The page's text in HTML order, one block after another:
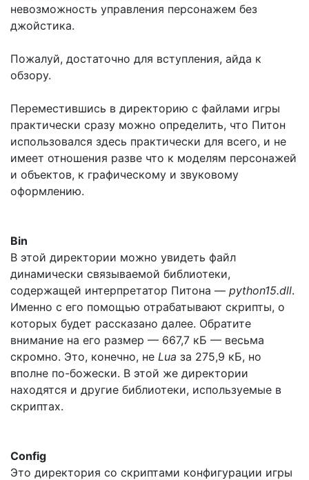
невозможность управления персонажем без
джойстика.
Пожалуй, достаточно для вступления, айда к
обзору.
Переместившись в директорию с файлами игры
практически сразу можно определить, что Питон
использовался здесь практически для всего, и не
имеет отношения разве что к моделям персонажей
и объектов, к графическому и звуковому
оформлению.
Bin
В этой директории можно увидеть файл
динамически связываемой библиотеки,
содержащей интерпретатор Питона — python15.dll.
Именно с его помощью отрабатывают скрипты, о
которых будет рассказано далее. Обратите
внимание на его размер — 667,7 кБ — весьма
скромно. Это, конечно, не Lua за 275,9 кБ, но
вполне по-божески. В этой же директории
находятся и другие библиотеки, используемые в
скриптах.
Config
Это директория со скриптами конфигурации игры